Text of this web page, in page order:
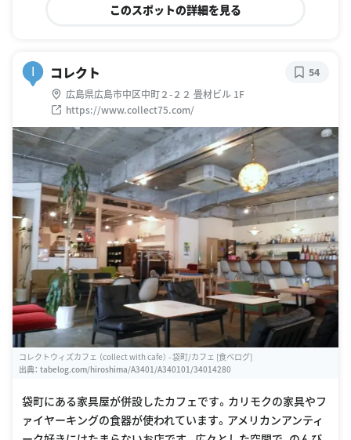
このスポットの詳細を見る
I コレクト
広島県広島市中区中町２-２２ 畳材ビル 1F
https://www.collect75.com/
54
コレクトウィズカフェ （collect with cafe） - 袋町/カフェ [食べログ]
出典： tabelog.com/hiroshima/A3401/A340101/34014280
袋町にある家具屋が併設したカフェです。カリモクの家具やフ
ァイヤーキングの食器が使われています。アメリカンアンティ